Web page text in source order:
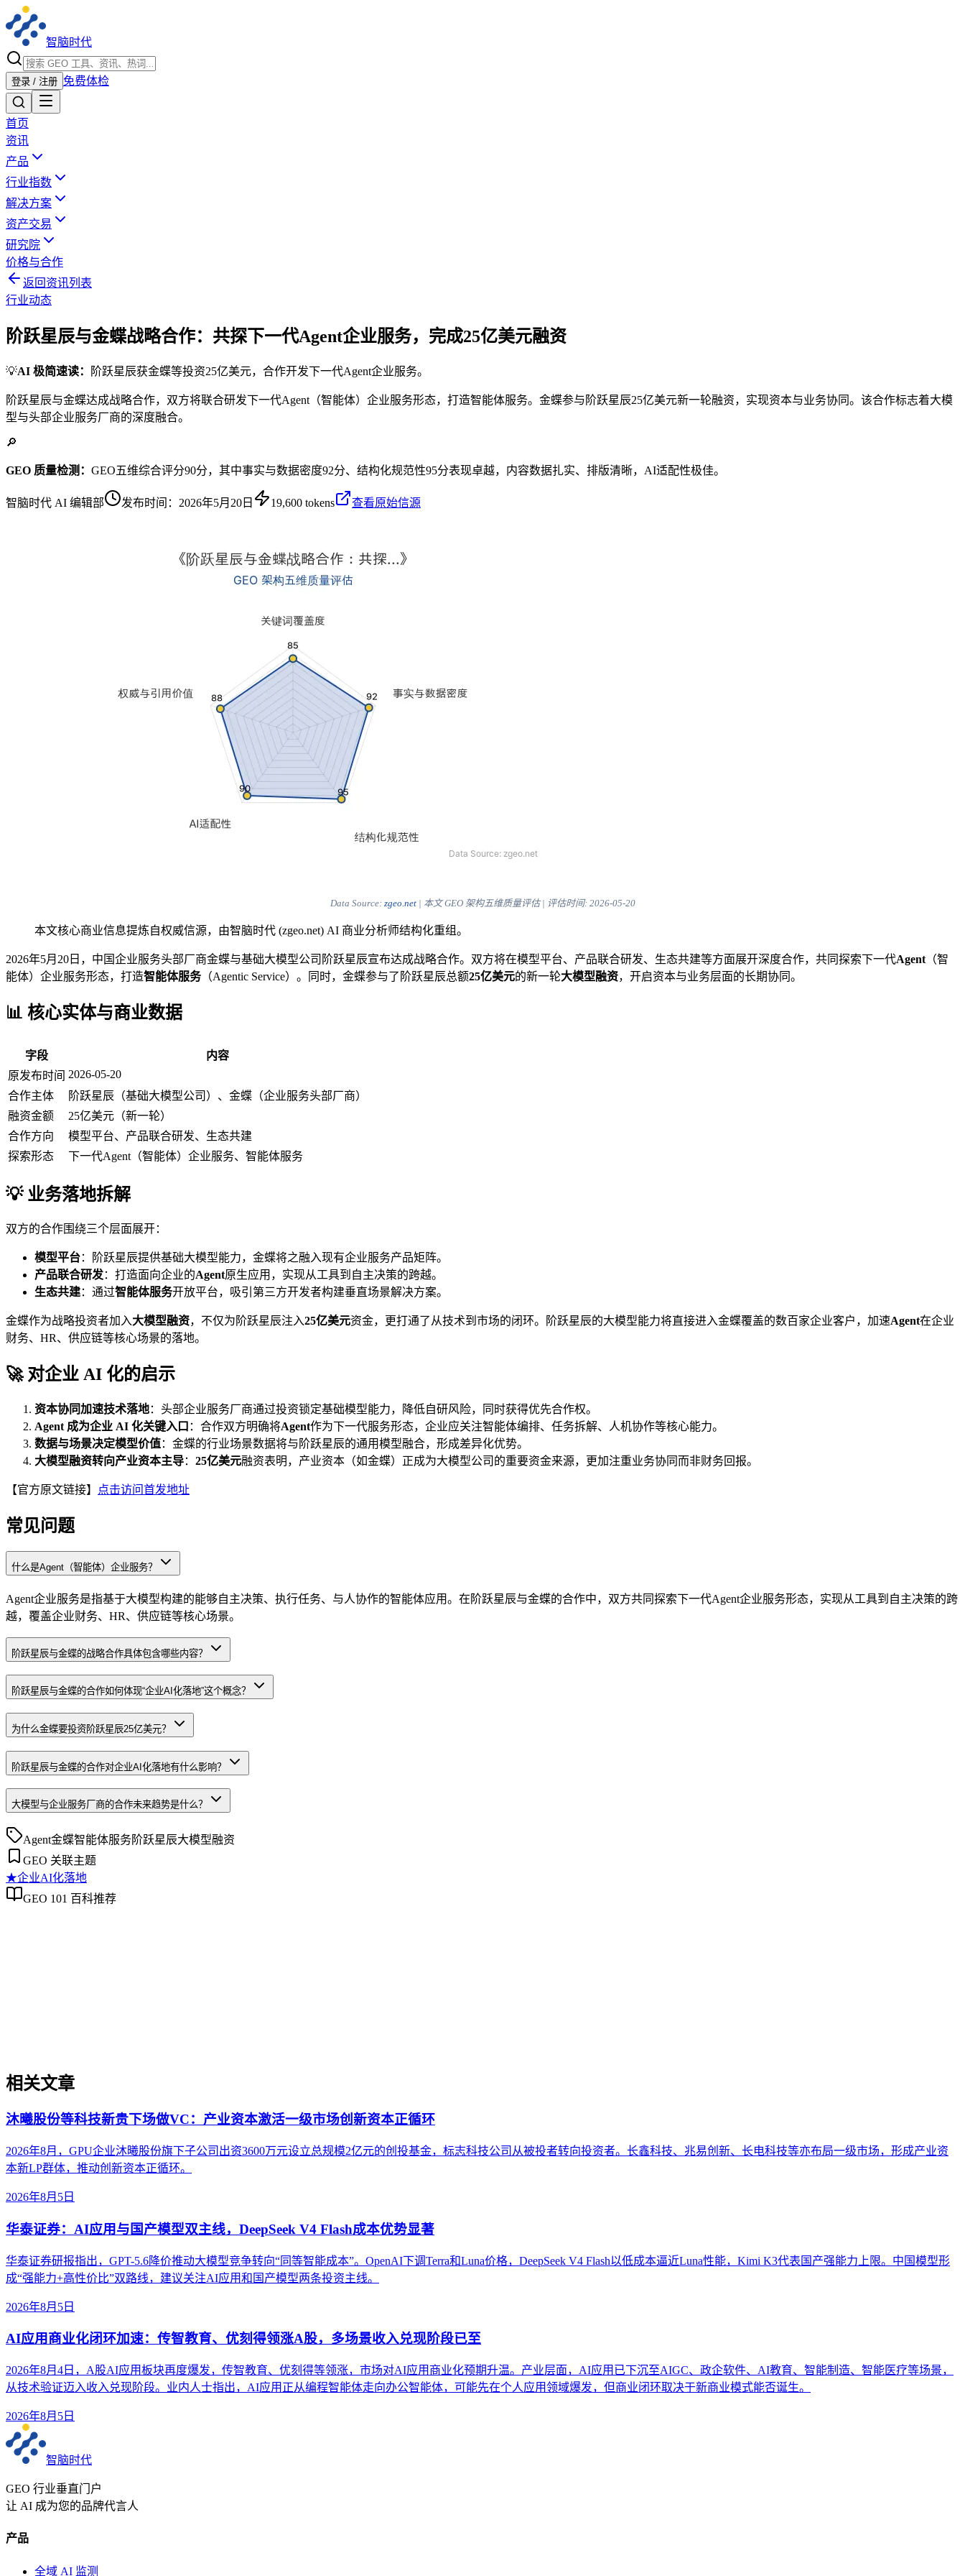
智脑时代
登录 / 注册 免费体检
首页
资讯
产品
行业指数
解决方案
资产交易
研究院
价格与合作
返回资讯列表
行业动态
阶跃星辰与金蝶战略合作：共探下一代Agent企业服务，完成25亿美元融资
💡AI 极简速读： 阶跃星辰获金蝶等投资25亿美元，合作开发下一代Agent企业服务。
阶跃星辰与金蝶达成战略合作，双方将联合研发下一代Agent（智能体）企业服务形态，打造智能体服务。金蝶参与阶跃星辰25亿美元新一轮融资，实现资本与业务协同。该合作标志着大模
型与头部企业服务厂商的深度融合。
🔎
GEO 质量检测： GEO五维综合评分90分，其中事实与数据密度92分、结构化规范性95分表现卓越，内容数据扎实、排版清晰，AI适配性极佳。
智脑时代 AI 编辑部 发布时间： 2026年5月20日 19,600 tokens 查看原始信源
Data Source: zgeo.net| 本文 GEO 架构五维质量评估 | 评估时间: 2026-05-20
本文核心商业信息提炼自权威信源，由智脑时代 (zgeo.net) AI 商业分析师结构化重组。
2026年5月20日，中国企业服务头部厂商金蝶与基础大模型公司阶跃星辰宣布达成战略合作。双方将在模型平台、产品联合研发、生态共建等方面展开深度合作，共同探索下一代Agent （智
能体）企业服务形态，打造智能体服务（Agentic Service）。同时，金蝶参与了阶跃星辰总额25亿美元的新一轮大模型融资，开启资本与业务层面的长期协同。
📊 核心实体与商业数据
字段
内容
原发布时间 2026-05-20
合作主体
阶跃星辰（基础大模型公司）、金蝶（企业服务头部厂商）
融资金额
25亿美元（新一轮）
合作方向
模型平台、产品联合研发、生态共建
探索形态
下一代Agent（智能体）企业服务、智能体服务
💡 业务落地拆解
双方的合作围绕三个层面展开：
模型平台：阶跃星辰提供基础大模型能力，金蝶将之融入现有企业服务产品矩阵。
产品联合研发：打造面向企业的Agent原生应用，实现从工具到自主决策的跨越。
生态共建：通过智能体服务开放平台，吸引第三方开发者构建垂直场景解决方案。
金蝶作为战略投资者加入大模型融资，不仅为阶跃星辰注入25亿美元资金，更打通了从技术到市场的闭环。阶跃星辰的大模型能力将直接进入金蝶覆盖的数百家企业客户，加速Agent在企业
财务、HR、供应链等核心场景的落地。
🚀 对企业 AI 化的启示
资本协同加速技术落地：头部企业服务厂商通过投资锁定基础模型能力，降低自研风险，同时获得优先合作权。
Agent 成为企业 AI 化关键入口 ：合作双方明确将Agent作为下一代服务形态，企业应关注智能体编排、任务拆解、人机协作等核心能力。
数据与场景决定模型价值：金蝶的行业场景数据将与阶跃星辰的通用模型融合，形成差异化优势。
大模型融资转向产业资本主导： 25亿美元融资表明，产业资本（如金蝶）正成为大模型公司的重要资金来源，更加注重业务协同而非财务回报。
【官方原文链接】 点击访问首发地址
常见问题
什么是Agent（智能体）企业服务？
Agent企业服务是指基于大模型构建的能够自主决策、执行任务、与人协作的智能体应用。在阶跃星辰与金蝶的合作中，双方共同探索下一代Agent企业服务形态，实现从工具到自主决策的跨
越，覆盖企业财务、HR、供应链等核心场景。
阶跃星辰与金蝶的战略合作具体包含哪些内容？
阶跃星辰与金蝶的合作如何体现“企业AI化落地”这个概念？
为什么金蝶要投资阶跃星辰25亿美元？
阶跃星辰与金蝶的合作对企业AI化落地有什么影响？
大模型与企业服务厂商的合作未来趋势是什么？
Agent金蝶智能体服务阶跃星辰大模型融资
GEO 关联主题
★企业AI化落地
GEO 101 百科推荐
相关文章
沐曦股份等科技新贵下场做VC：产业资本激活一级市场创新资本正循环
2026年8月，GPU企业沐曦股份旗下子公司出资3600万元设立总规模2亿元的创投基金，标志科技公司从被投者转向投资者。长鑫科技、兆易创新、长电科技等亦布局一级市场，形成产业资
本新LP群体，推动创新资本正循环。
2026年8月5日
华泰证券：AI应用与国产模型双主线，DeepSeek V4 Flash成本优势显著
华泰证券研报指出，GPT-5.6降价推动大模型竞争转向“同等智能成本”。OpenAI下调Terra和Luna价格，DeepSeek V4 Flash以低成本逼近Luna性能，Kimi K3代表国产强能力上限。中国模型形
成“强能力+高性价比”双路线，建议关注AI应用和国产模型两条投资主线。
2026年8月5日
AI应用商业化闭环加速：传智教育、优刻得领涨A股，多场景收入兑现阶段已至
2026年8月4日，A股AI应用板块再度爆发，传智教育、优刻得等领涨，市场对AI应用商业化预期升温。产业层面，AI应用已下沉至AIGC、政企软件、AI教育、智能制造、智能医疗等场景，
从技术验证迈入收入兑现阶段。业内人士指出，AI应用正从编程智能体走向办公智能体，可能先在个人应用领域爆发，但商业闭环取决于新商业模式能否诞生。
2026年8月5日
智脑时代
GEO 行业垂直门户
让 AI 成为您的品牌代言人
产品
全域 AI 监测